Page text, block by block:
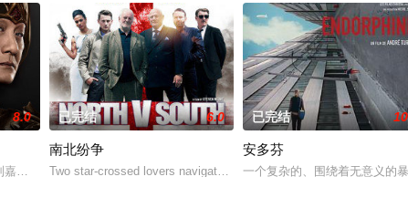
8.0
嘉玲,张鹏,杨真鉴
已完结 6.0
南北纷争
Two star-crossed lovers navigate through all-out war between the
已完结
安多芬
一个复杂的、围绕着无意义的